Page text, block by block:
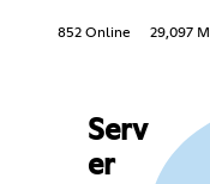
852 Online 29,097
Serv
er